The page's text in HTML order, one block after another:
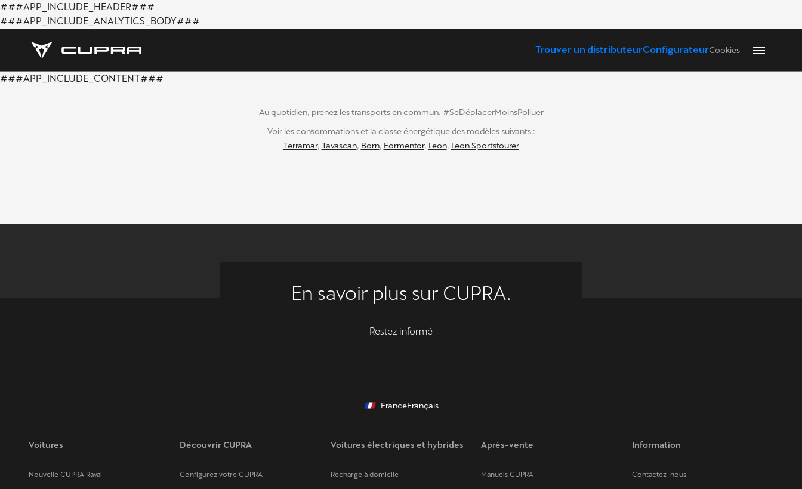
###APP_INCLUDE_HEADER###
###APP_INCLUDE_ANALYTICS_BODY###
Trouver un distributeurConfigurateurCookies
###APP_INCLUDE_CONTENT###
Au quotidien, prenez les transports en commun. #SeDéplacerMoinsPolluer
Voir les consommations et la classe énergétique des modèles suivants :
Terramar, Tavascan, Born, Formentor, Leon, Leon Sportstourer
En savoir plus sur CUPRA.
Restez informé
FranceFrançais
Voitures
Nouvelle CUPRA Raval
Découvrir CUPRA
Configurez votre CUPRA
Voitures électriques et hybrides
Recharge à domicile
Après-vente
Manuels CUPRA
Information
Contactez-nous